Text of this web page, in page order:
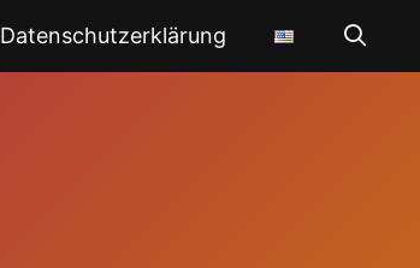
Datenschutzerklärung